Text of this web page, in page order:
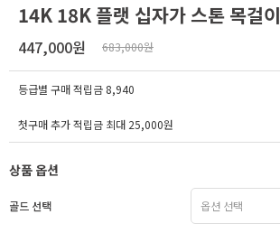
14K 18K 플랫 십자가 스톤 목걸이
447,000원 683,000원
등급별 구매 적립금 8,940
첫구매 추가 적립금 최대 25,000원
상품 옵션
골드 선택